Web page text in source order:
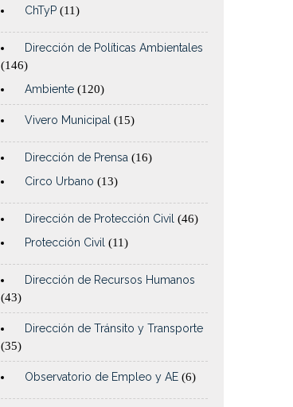
ChTyP (11)
Dirección de Políticas Ambientales
(146)
Ambiente (120)
Vivero Municipal (15)
Dirección de Prensa (16)
Circo Urbano (13)
Dirección de Protección Civil (46)
Protección Civil (11)
Dirección de Recursos Humanos
(43)
Dirección de Tránsito y Transporte
(35)
Observatorio de Empleo y AE (6)